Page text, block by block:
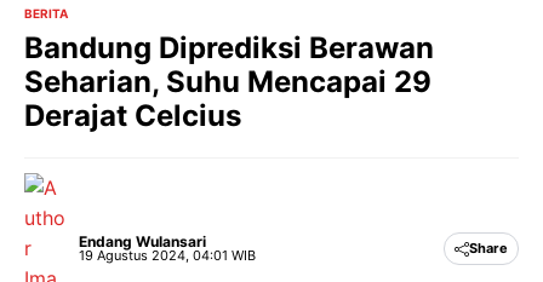
BERITA
Bandung Diprediksi Berawan
Seharian, Suhu Mencapai 29
Derajat Celcius
Endang Wulansari
19 Agustus 2024, 04:01 WIB Share